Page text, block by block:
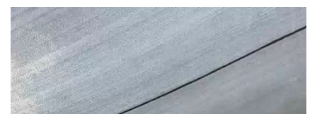
Video
oynatıcı